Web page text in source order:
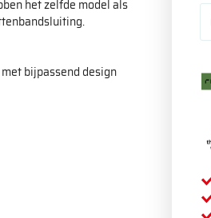
het zelfde model als
bijpassend design